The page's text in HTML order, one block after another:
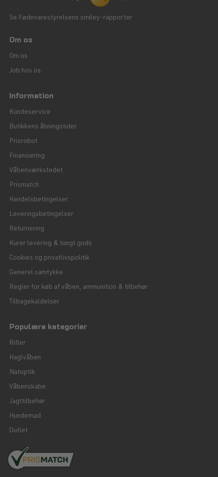
Se Fødevarestyrelsens smiley-rapporter
Om os
Om os
Job hos os
Information
Kundeservice
Butikkens åbningstider
Prisrobot
Finansiering
Våbenværkstedet
Prismatch
Handelsbetingelser
Leveringsbetingelser
Returnering
Kurer levering & tungt gods
Cookies og privatlivspolitik
Generel samtykke
Regler for køb af våben, ammunition & tilbehør
Tilbagekaldelser
Populære kategorier
Rifler
Haglvåben
Natoptik
Våbenskabe
Jagttilbehør
Hundemad
Outlet